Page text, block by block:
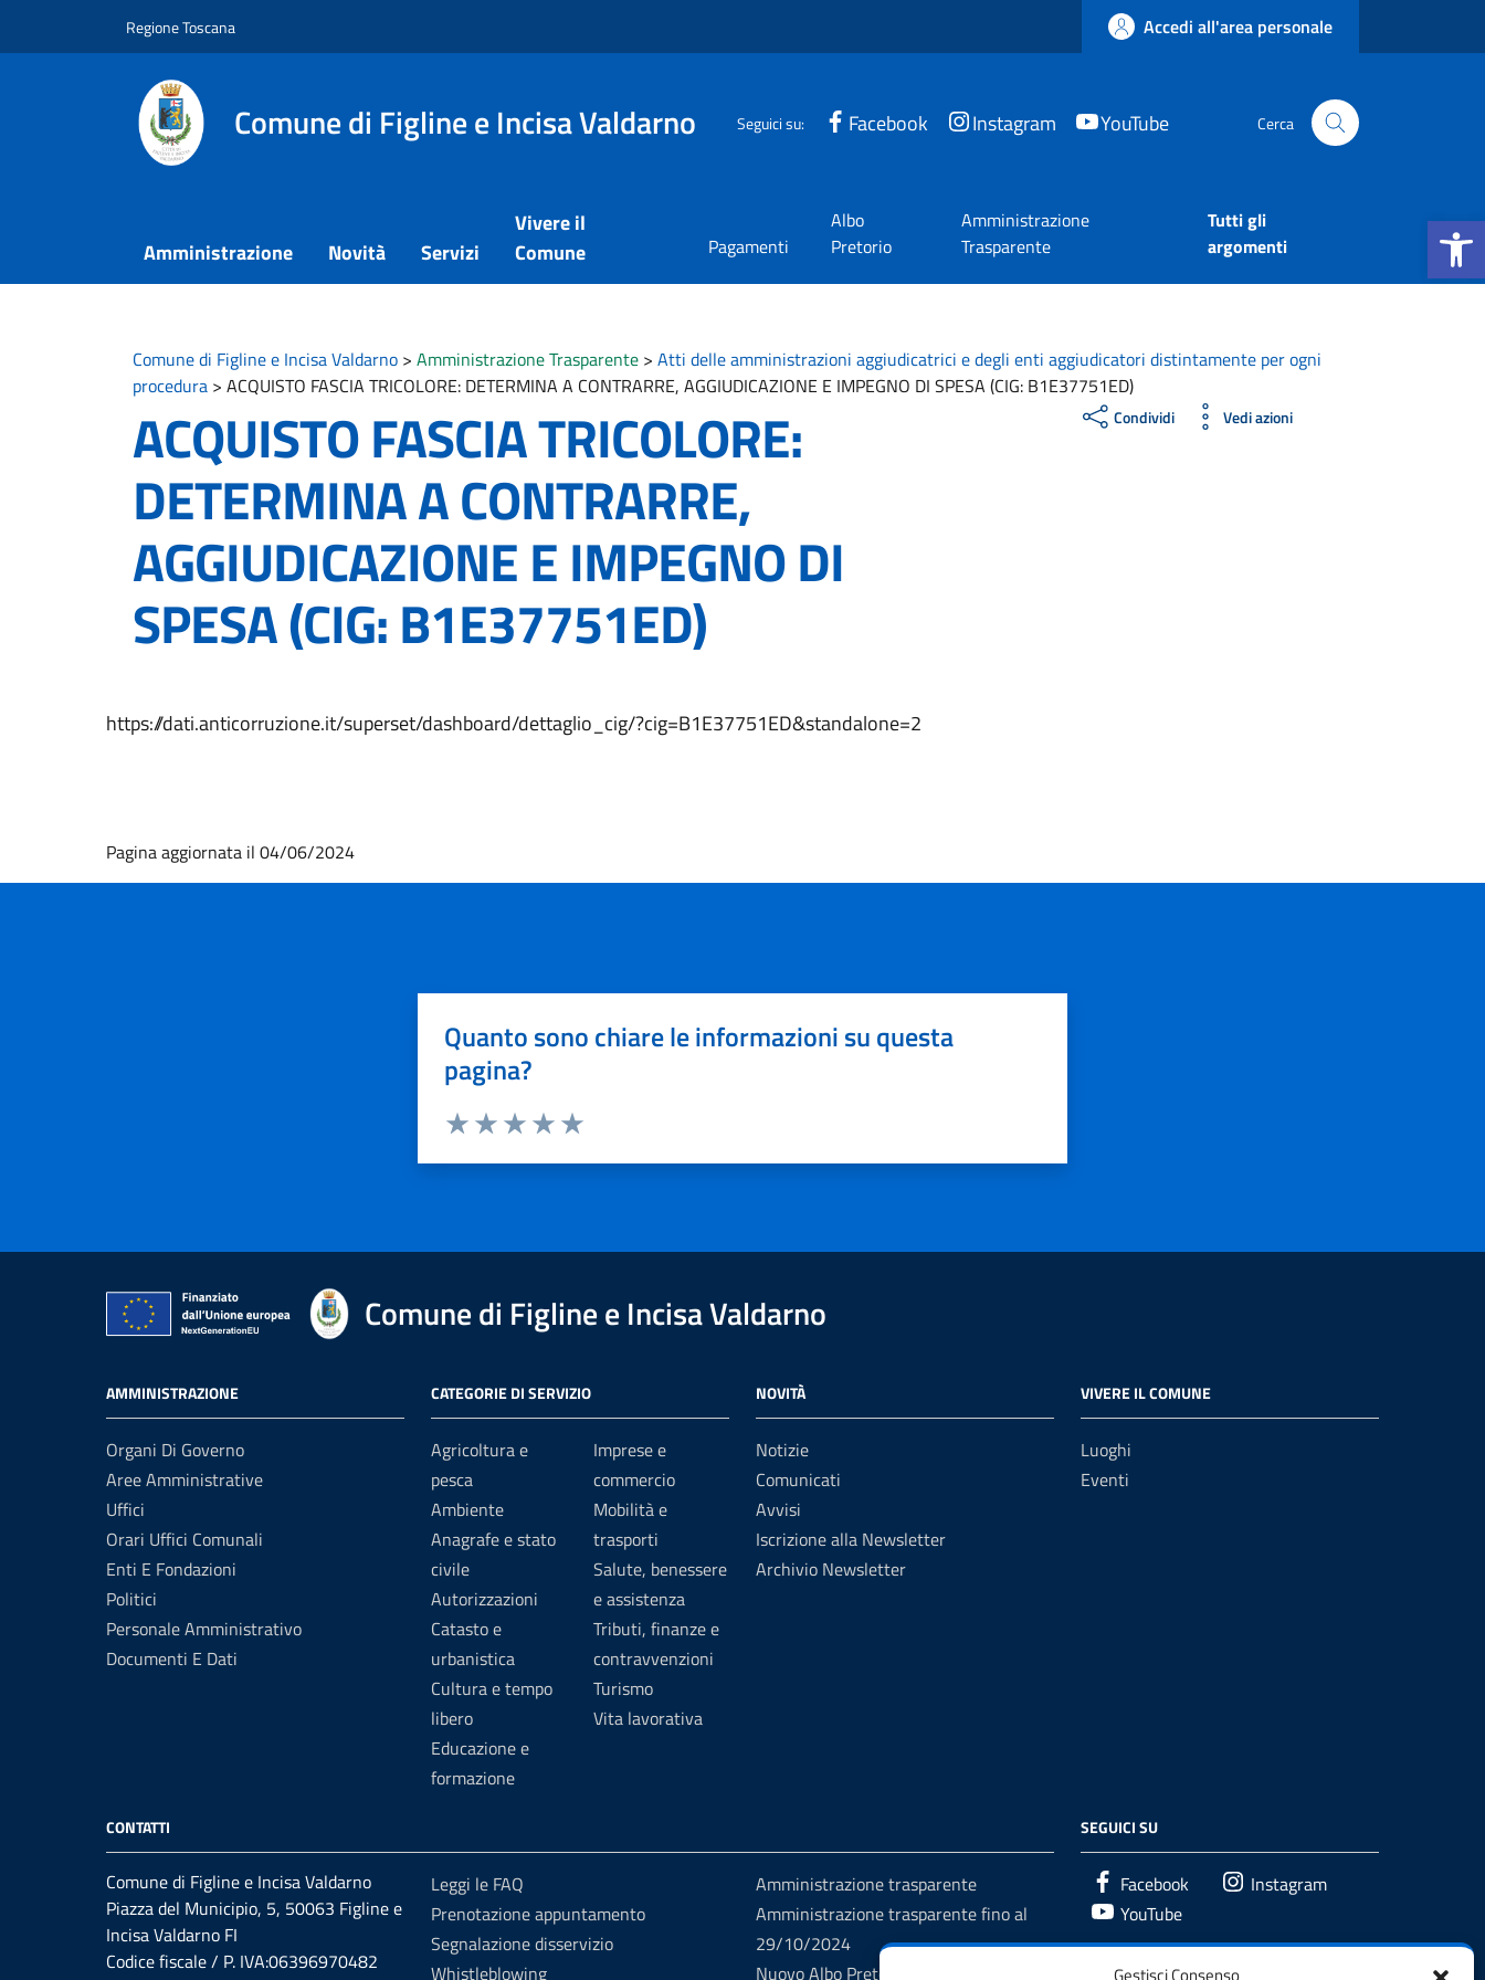
Apri la
Regione Toscana Accedi all'area personale
Comune di Figline e Incisa Valdarno Seguici su: Facebook Instagram YouTube Cerca
Amministrazione Novità Servizi
Vivere il
Comune
Pagamenti
Albo
Pretorio
Amministrazione
Trasparente
Tutti gli
argomenti
Comune di Figline e Incisa Valdarno > Amministrazione Trasparente > Atti delle amministrazioni aggiudicatrici e degli enti aggiudicatori distintamente per ogni
procedura > ACQUISTO FASCIA TRICOLORE: DETERMINA A CONTRARRE, AGGIUDICAZIONE E IMPEGNO DI SPESA (CIG: B1E37751ED)
ACQUISTO FASCIA TRICOLORE:
DETERMINA A CONTRARRE,
AGGIUDICAZIONE E IMPEGNO DI
SPESA (CIG: B1E37751ED)
Condividi Vedi azioni
https://dati.anticorruzione.it/superset/dashboard/dettaglio_cig/?cig=B1E37751ED&standalone=2
Pagina aggiornata il 04/06/2024
Quanto sono chiare le informazioni su questa
pagina?
Comune di Figline e Incisa Valdarno
AMMINISTRAZIONE
Organi Di Governo
Aree Amministrative
Uffici
Orari Uffici Comunali
Enti E Fondazioni
Politici
Personale Amministrativo
Documenti E Dati
CATEGORIE DI SERVIZIO
Agricoltura e
pesca
Ambiente
Anagrafe e stato
civile
Autorizzazioni
Catasto e
urbanistica
Cultura e tempo
libero
Educazione e
formazione
Imprese e
commercio
Mobilità e
trasporti
Salute, benessere
e assistenza
Tributi, finanze e
contravvenzioni
Turismo
Vita lavorativa
NOVITÀ
Notizie
Comunicati
Avvisi
Iscrizione alla Newsletter
Archivio Newsletter
VIVERE IL COMUNE
Luoghi
Eventi
CONTATTI
Comune di Figline e Incisa Valdarno
Piazza del Municipio, 5, 50063 Figline e
Incisa Valdarno FI
Codice fiscale / P. IVA:06396970482
Leggi le FAQ
Prenotazione appuntamento
Segnalazione disservizio
Whistleblowing
Amministrazione trasparente
Amministrazione trasparente fino al
29/10/2024
Nuovo Albo Pretorio
SEGUICI SU
Facebook
Instagram
YouTube